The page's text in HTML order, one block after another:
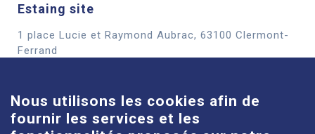
Estaing site
1 place Lucie et Raymond Aubrac, 63100 Clermont-
Ferrand
Louise-Michel site
Nous utilisons les cookies afin de
fournir les services et les